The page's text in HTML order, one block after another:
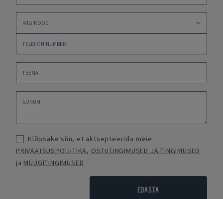
Klõpsake siin, et aktsepteerida meie
PRIVAATSUSPOLIITIKA, OSTUTINGIMUSED JA TINGIMUSED
ja MÜÜGITINGIMUSED
EDASTA